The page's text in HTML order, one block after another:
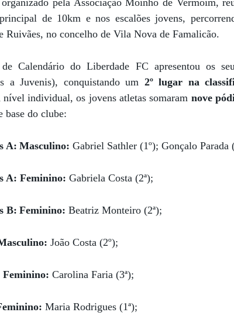
de 10km e nos escalões jovens,
Ruivães, no concelho de Vila Nova de Famalicão.
Calendário do Liberdade FC apresentou os
a Juvenis), conquistando um 2º lugar na
nível individual, os jovens atletas somaram nove
base do clube:
A: Masculino: Gabriel Sathler (1º); Gonçalo Parada
A: Feminino: Gabriela Costa (2ª);
B: Feminino: Beatriz Monteiro (2ª);
João Costa (2º);
Carolina Faria (3ª);
Maria Rodrigues (1ª);